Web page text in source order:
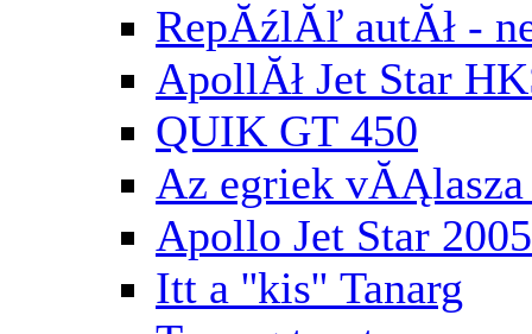
RepĂźlĂľ autĂł -
ApollĂł Jet Star
QUIK GT 450
Az egriek vĂĄlasza
Apollo Jet Star 2005
Itt a ''kis'' Tanarg